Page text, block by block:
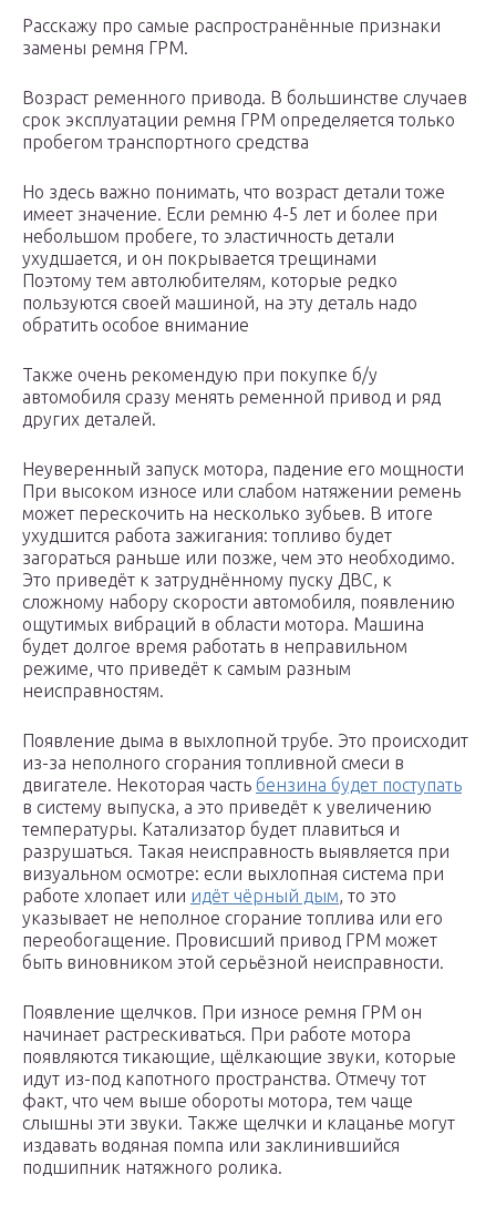
Расскажу про самые распространённые признаки
замены ремня ГРМ.
Возраст ременного привода. В большинстве случаев
срок эксплуатации ремня ГРМ определяется только
пробегом транспортного средства
Но здесь важно понимать, что возраст детали тоже
имеет значение. Если ремню 4-5 лет и более при
небольшом пробеге, то эластичность детали
ухудшается, и он покрывается трещинами
Поэтому тем автолюбителям, которые редко
пользуются своей машиной, на эту деталь надо
обратить особое внимание
Также очень рекомендую при покупке б/у
автомобиля сразу менять ременной привод и ряд
других деталей.
Неуверенный запуск мотора, падение его мощности
При высоком износе или слабом натяжении ремень
может перескочить на несколько зубьев. В итоге
ухудшится работа зажигания: топливо будет
загораться раньше или позже, чем это необходимо.
Это приведёт к затруднённому пуску ДВС, к
сложному набору скорости автомобиля, появлению
ощутимых вибраций в области мотора. Машина
будет долгое время работать в неправильном
режиме, что приведёт к самым разным
неисправностям.
Появление дыма в выхлопной трубе. Это происходит
из-за неполного сгорания топливной смеси в
двигателе. Некоторая часть бензина будет поступать
в систему выпуска, а это приведёт к увеличению
температуры. Катализатор будет плавиться и
разрушаться. Такая неисправность выявляется при
визуальном осмотре: если выхлопная система при
работе хлопает или идёт чёрный дым, то это
указывает не неполное сгорание топлива или его
переобогащение. Провисший привод ГРМ может
быть виновником этой серьёзной неисправности.
Появление щелчков. При износе ремня ГРМ он
начинает растрескиваться. При работе мотора
появляются тикающие, щёлкающие звуки, которые
идут из-под капотного пространства. Отмечу тот
факт, что чем выше обороты мотора, тем чаще
слышны эти звуки. Также щелчки и клацанье могут
издавать водяная помпа или заклинившийся
подшипник натяжного ролика.